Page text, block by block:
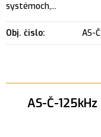
systémoch,...
Obj. čislo: AS-
AS-Č-